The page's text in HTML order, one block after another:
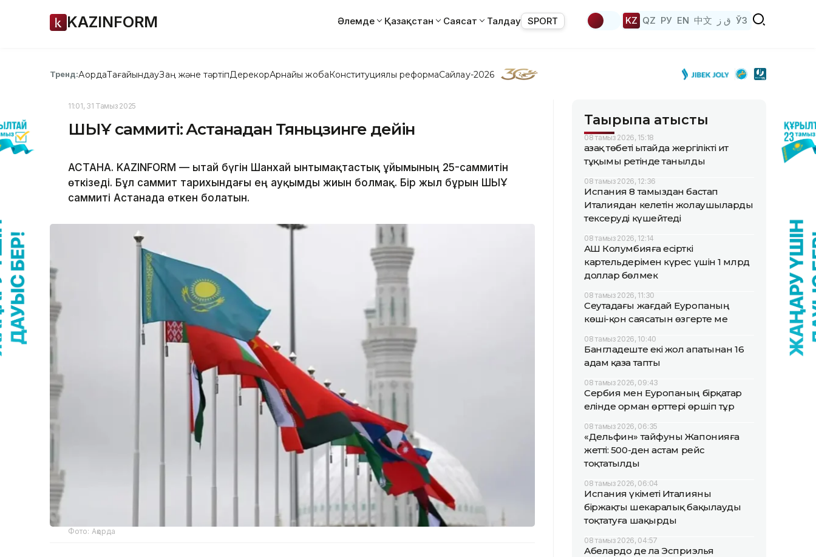
KAZINFORM Әлемде Қазақстан Саясат Талдау SPORT KZ QZ РУ EN 中文 ق ز ЎЗ
Тренд:АқордаТағайындауЗаң және тәртіпДерекқорАрнайы жобаКонституциялық реформаСайлау-2026
11:01, 31 Тамыз 2025
ШЫҰ саммиті: Астанадан Тяньцзинге дейін
АСТАНА. KAZINFORM — Қытай бүгін Шанхай ынтымақтастық ұйымының 25-саммитін
өткізеді. Бұл саммит тарихындағы ең ауқымды жиын болмақ. Бір жыл бұрын ШЫҰ
саммиті Астанада өткен болатын.
Фото: Ақорда
Тақырыпқа қатысты
08 тамыз 2026, 15:18
Қазақ төбеті Қытайда жергілікті ит
тұқымы ретінде танылды
08 тамыз 2026, 12:36
Испания 8 тамыздан бастап
Италиядан келетін жолаушыларды
тексеруді күшейтеді
08 тамыз 2026, 12:14
АҚШ Колумбияға есірткі
картельдерімен күрес үшін 1 млрд
доллар бөлмек
08 тамыз 2026, 11:30
Сеутадағы жағдай Еуропаның
көші-қон саясатын өзгерте ме
08 тамыз 2026, 10:40
Бангладеште екі жол апатынан 16
адам қаза тапты
08 тамыз 2026, 09:43
Сербия мен Еуропаның бірқатар
елінде орман өрттері өршіп тұр
08 тамыз 2026, 06:35
«Дельфин» тайфуны Жапонияға
жетті: 500-ден астам рейс
тоқтатылды
08 тамыз 2026, 06:04
Испания үкіметі Италияны
біржақты шекаралық бақылауды
тоқтатуға шақырды
08 тамыз 2026, 04:57
Абелардо де ла Эсприэлья